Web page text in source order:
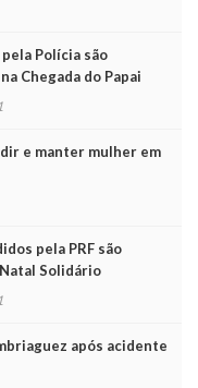
Polícia são
Chegada do Papai
e manter mulher em
pela PRF são
Solidário
após acidente